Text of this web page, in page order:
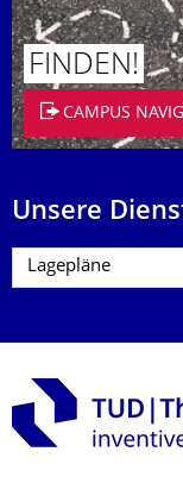
FINDEN!
CAMPUS
Unsere